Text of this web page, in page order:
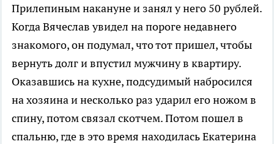
Прилепиным накануне и занял у него 50 рублей.
Когда Вячеслав увидел на пороге недавнего
знакомого, он подумал, что тот пришел, чтобы
вернуть долг и впустил мужчину в квартиру.
Оказавшись на кухне, подсудимый набросился
на хозяина и несколько раз ударил его ножом в
спину, потом связал скотчем. Потом пошел в
спальню, где в это время находилась Екатерина